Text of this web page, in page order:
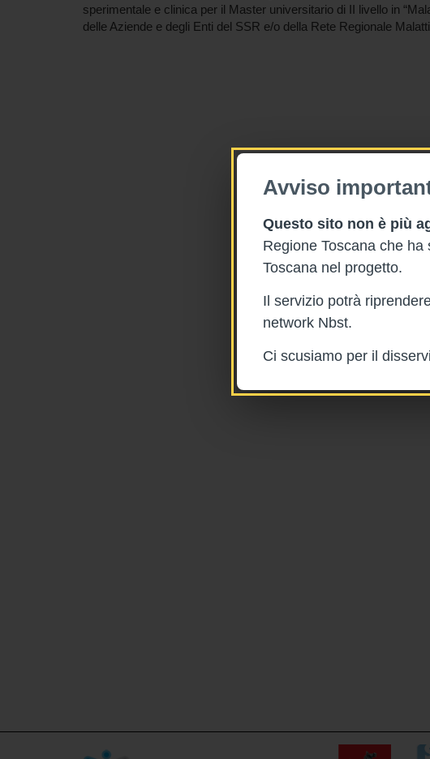
Avviso
Questo sito non è più
Regione Toscana che
Toscana nel progetto.
Il servizio potrà
network Nbst.
Ci scusiamo per il
sperimentale e clinica per il Master universitario di II livello in
delle Aziende e degli Enti del SSR e/o della Rete Regionale